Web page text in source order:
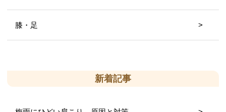
膝・足
新着記事